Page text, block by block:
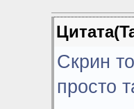
Скрин
просто